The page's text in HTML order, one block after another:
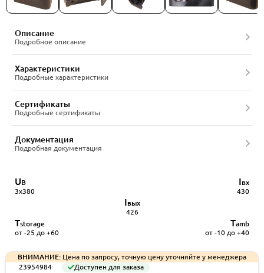
Описание
Подробное описание
Характеристики
Подробные характеристики
Сертификаты
Подробные сертификаты
Документация
Подробная документация
UВ
3x380
Iвх
430
Tstorage
от -25 до +60
Tamb
от -10 до +40
Iвых
426
ВНИМАНИЕ: Цена по запросу, точную цену уточняйте у менеджера
23954984
Доступен для заказа